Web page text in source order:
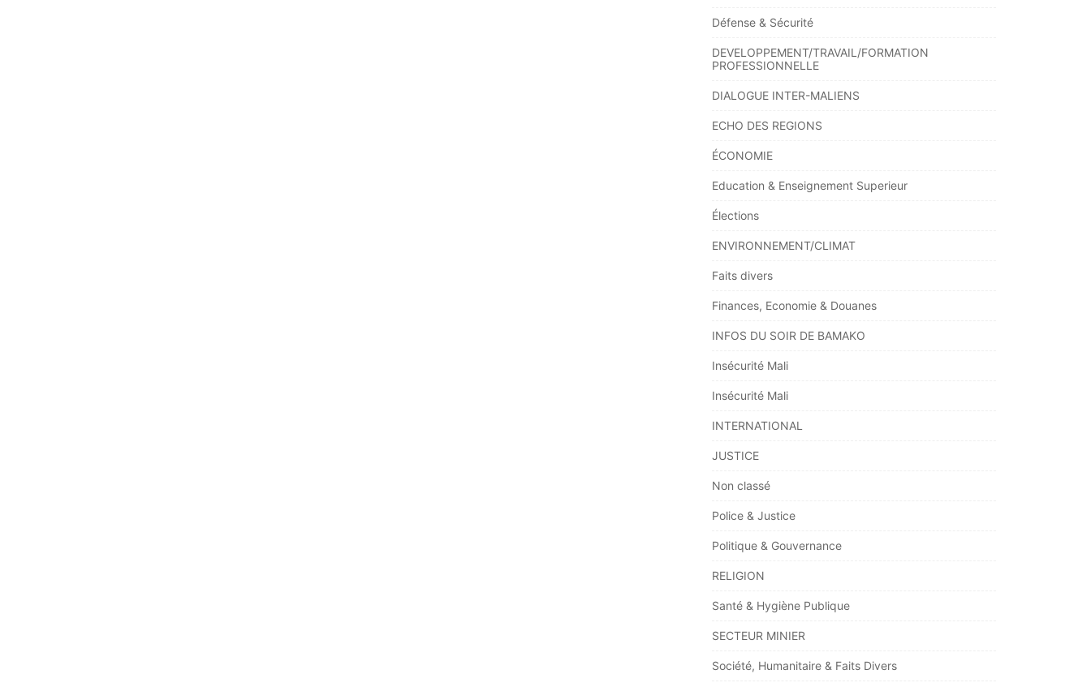
Défense & Sécurité
DEVELOPPEMENT/TRAVAIL/FORMATION
PROFESSIONNELLE
DIALOGUE INTER-MALIENS
ECHO DES REGIONS
ÉCONOMIE
Education & Enseignement Superieur
Élections
ENVIRONNEMENT/CLIMAT
Faits divers
Finances, Economie & Douanes
INFOS DU SOIR DE BAMAKO
Insécurité Mali
Insécurité Mali
INTERNATIONAL
JUSTICE
Non classé
Police & Justice
Politique & Gouvernance
RELIGION
Santé & Hygiène Publique
SECTEUR MINIER
Société, Humanitaire & Faits Divers